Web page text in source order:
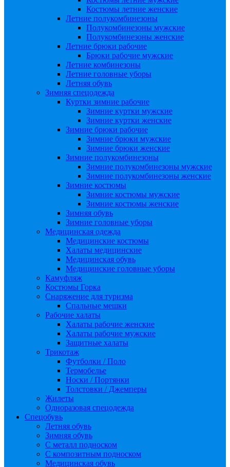
Костюмы летние женские
Летние полукомбинезоны
Полукомбинезоны мужские
Полукомбинезоны женские
Летние брюки рабочие
Брюки рабочие мужские
Летние комбинезоны
Летние головные уборы
Летняя обувь
Зимняя спецодежда
Куртки зимние рабочие
Зимние куртки мужские
Зимние куртки женские
Зимние брюки рабочие
Зимние брюки мужские
Зимние брюки женские
Зимние полукомбинезоны
Зимние полукомбинезоны мужские
Зимние полукомбинезоны женские
Зимние костюмы
Зимние костюмы мужские
Зимние костюмы женские
Зимняя обувь
Зимние головные уборы
Медицинская одежда
Медицинские костюмы
Халаты медицинские
Медицинская обувь
Медицинские головные уборы
Камуфляж
Костюмы Горка
Снаряжение для туризма
Спальные мешки
Рабочие халаты
Халаты рабочие женские
Халаты рабочие мужские
Защитные халаты
Трикотаж
Футболки / Поло
Термобелье
Носки / Портянки
Толстовки / Джемперы
Жилеты
Одноразовая спецодежда
Спецобувь
Летняя обувь
Зимняя обувь
С металл подноском
С композитным подноском
Медицинская обувь